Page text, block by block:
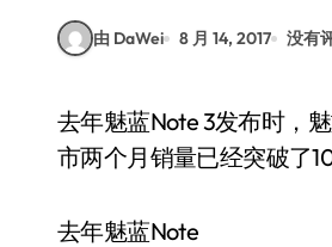
由 DaWei 8 月 14, 2017 没有
去年魅蓝Note 3发布时，魅族同步推出了旗下首款运动蓝牙耳机EP51。据官方介绍，这款耳机上
市两个月销量已经突破了
去年魅蓝Note